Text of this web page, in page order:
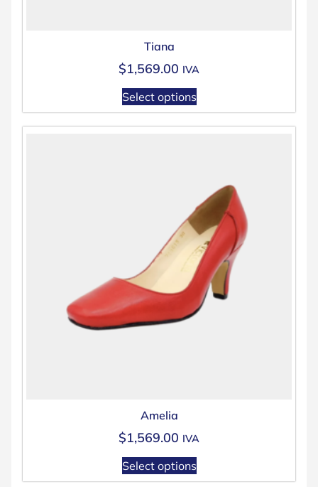
Tiana
$1,569.00 IVA
Select options
Amelia
$1,569.00 IVA
Select options